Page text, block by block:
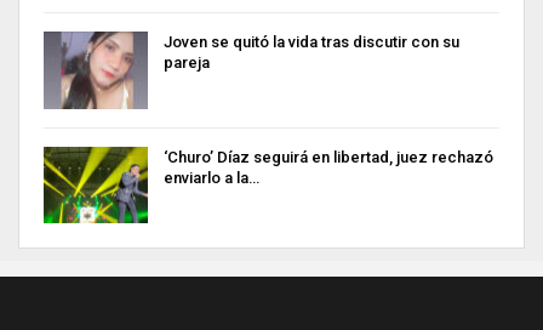
Joven se quitó la vida tras discutir con su
pareja
‘Churo’ Díaz seguirá en libertad, juez rechazó
enviarlo a la…